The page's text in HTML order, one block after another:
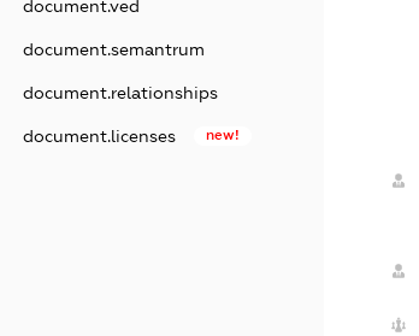
document.ved
document.semantrum
document.relationships
document.licenses new!